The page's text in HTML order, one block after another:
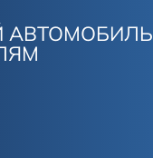
АВТОМОБИЛЬ